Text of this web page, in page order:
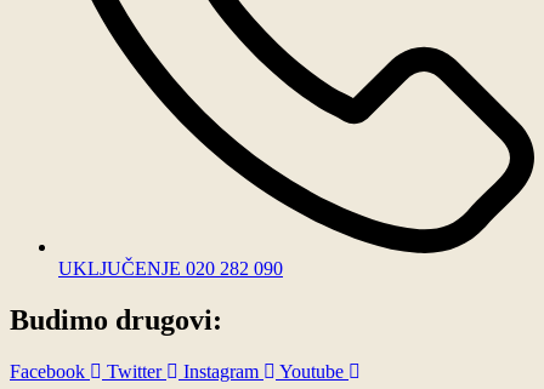
UKLJUČENJE 020 282 090
Budimo drugovi:
Facebook Twitter Instagram Youtube